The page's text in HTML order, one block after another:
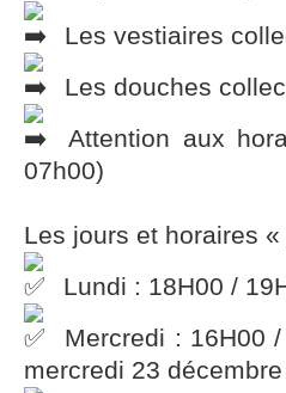
Les vestiaires
Les douches
Attention aux
07h00)
Les jours et horaires
Lundi : 18H00 /
Mercredi : 16H00
mercredi 23